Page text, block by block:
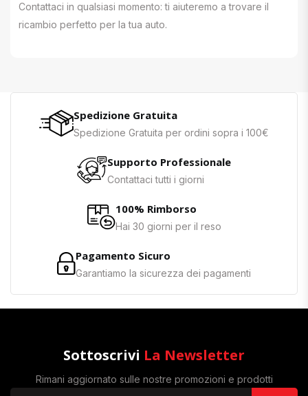
Contattaci in qualsiasi momento: ti aiuteremo a trovare il
ricambio perfetto per la tua auto.
Spedizione Gratuita
Spedizione Gratuita per ordini sopra i 100€
Supporto Professionale
Contattaci tutti i giorni
100% Rimborso
Hai 30 giorni per il reso
Pagamento Sicuro
Garantiamo la sicurezza dei pagamenti
Sottoscrivi La Newsletter
Rimani aggiornato sulle nostre promozioni e prodotti